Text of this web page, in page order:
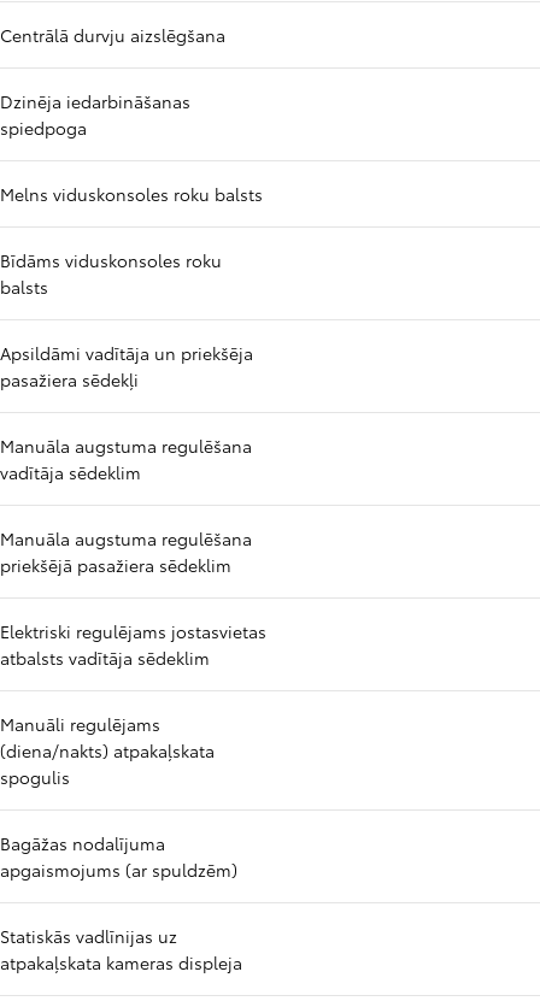
Centrālā durvju aizslēgšana
Dzinēja iedarbināšanas
spiedpoga
Melns viduskonsoles roku balsts
Bīdāms viduskonsoles roku
balsts
Apsildāmi vadītāja un priekšēja
pasažiera sēdekļi
Manuāla augstuma regulēšana
vadītāja sēdeklim
Manuāla augstuma regulēšana
priekšējā pasažiera sēdeklim
Elektriski regulējams jostasvietas
atbalsts vadītāja sēdeklim
Manuāli regulējams
(diena/nakts) atpakaļskata
spogulis
Bagāžas nodalījuma
apgaismojums (ar spuldzēm)
Statiskās vadlīnijas uz
atpakaļskata kameras displeja